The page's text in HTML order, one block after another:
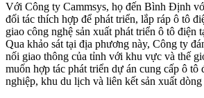
Với Công ty Cammsys, họ đến Bình Định
đối tác thích hợp để phát triển, lắp ráp ô tô
giao công nghệ sản xuất phát triển ô tô điện
Qua khảo sát tại địa phương này, Công ty
nối giao thông của tỉnh với khu vực và thế
muốn hợp tác phát triển dự án cung cấp ô tô
nghiệp, khu du lịch và liên kết sản xuất